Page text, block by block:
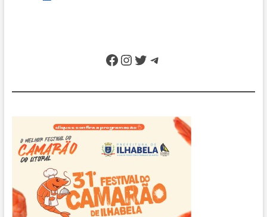
Caraguatatuba
Facebook
Instagram
Twitter
Telegram